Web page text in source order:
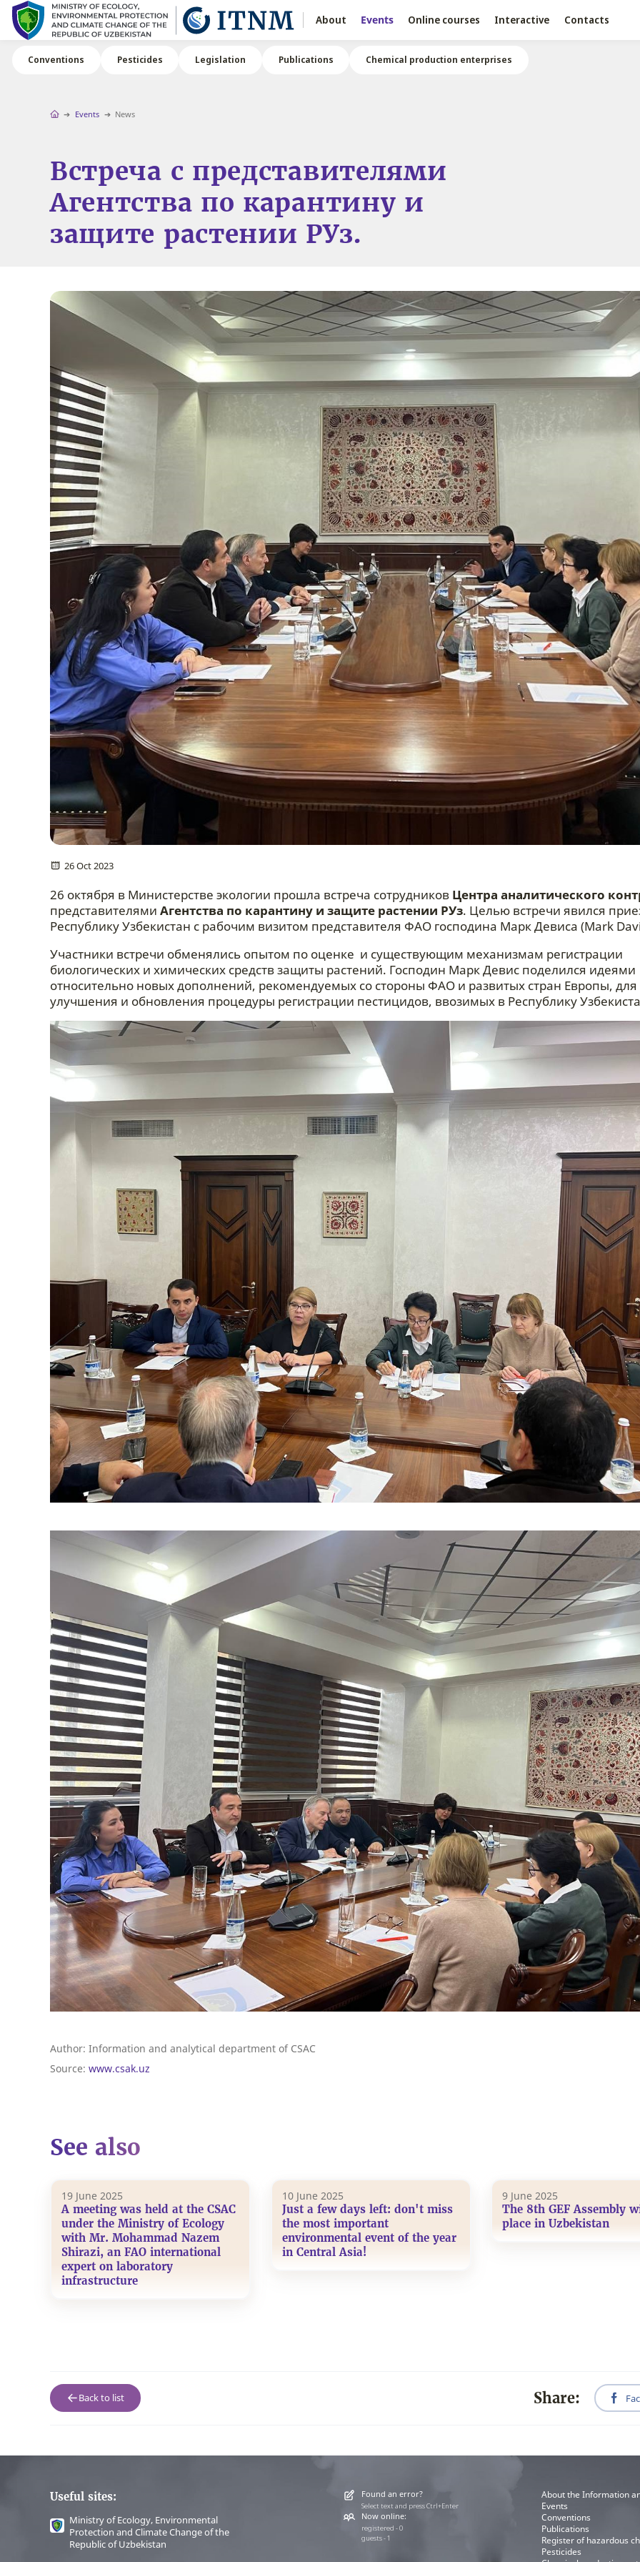
About Events Online courses Interactive Contacts
Conventions Pesticides Legislation Publications Chemical production enterprises
Events News
Встреча с представителями
Агентства по карантину и
защите растении РУз.
26 Oct 2023
26 октября в Министерстве экологии прошла встреча сотрудников Центра аналитического
представителями Агентства по карантину и защите растении РУз. Целью встречи явился
Республику Узбекистан с рабочим визитом представителя ФАО господина Марк Девиса (Mark
Участники встречи обменялись опытом по оценке и существующим механизмам регистрации
биологических и химических средств защиты растений. Господин Марк Девис поделился идеями
относительно новых дополнений, рекомендуемых со стороны ФАО и развитых стран Европы, для
улучшения и обновления процедуры регистрации пестицидов, ввозимых в Республику
Author: Information and analytical department of CSAC
Source: www.csak.uz
See also
19 June 2025
A meeting was held at the CSAC
under the Ministry of Ecology
with Mr. Mohammad Nazem
Shirazi, an FAO international
expert on laboratory
infrastructure
10 June 2025
Just a few days left: don't miss
the most important
environmental event of the year
in Central Asia!
9 June 2025
The 8th GEF Assembly
place in Uzbekistan
Back to list Share:
Useful sites:
Ministry of Ecology, Environmental
Protection and Climate Change of the
Republic of Uzbekistan
Found an error?
Select text and press Ctrl+Enter
Now online:
registered - 0
guests - 1
About the Information
Events
Conventions
Publications
Register of hazardous
Pesticides